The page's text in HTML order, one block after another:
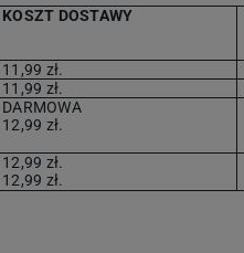
KOSZT DOSTAWY
11,99 zł.
11,99 zł.
DARMOWA
12,99 zł.
12,99 zł.
12,99 zł.